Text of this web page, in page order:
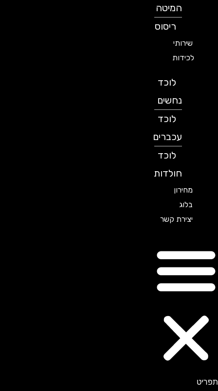
המיטה
ריסוס
שירותי
לכידות
לוכד
נחשים
לוכד
עכברים
לוכד
חולדות
מחירון
בלוג
יצירת קשר
תפריט